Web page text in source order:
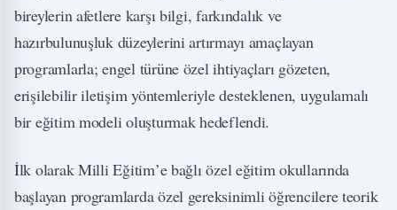
bireylerin afetlere karşı bilgi, farkındalık ve
hazırbulunuşluk düzeylerini artırmayı amaçlayan
programlarla; engel türüne özel ihtiyaçları gözeten,
erişilebilir iletişim yöntemleriyle desteklenen, uygulamalı
bir eğitim modeli oluşturmak hedeflendi.
İlk olarak Milli Eğitim’e bağlı özel eğitim okullarında
başlayan programlarda özel gereksinimli öğrencilere teorik